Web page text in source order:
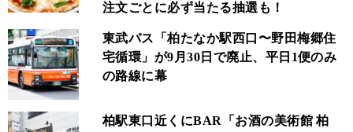
注文ごとに必ず当たる抽選も！
東武バス「柏たなか駅西口〜野田梅郷住
宅循環」が9月30日で廃止、平日1便のみ
の路線に幕
柏駅東口近くにBAR「お酒の美術館 柏